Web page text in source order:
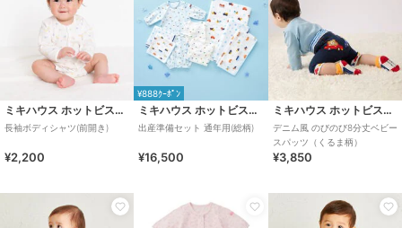
ミキハウス ホットビスケッツ
長袖ボディシャツ(前開き)
¥2,200
¥888ｸｰﾎﾟﾝ
ミキハウス ホットビスケッツ
出産準備セット 通年用(総柄)
¥16,500
ミキハウス ホットビスケッツ
デニム風 のびのび8分丈ベビー
スパッツ（くるま柄）
¥3,850